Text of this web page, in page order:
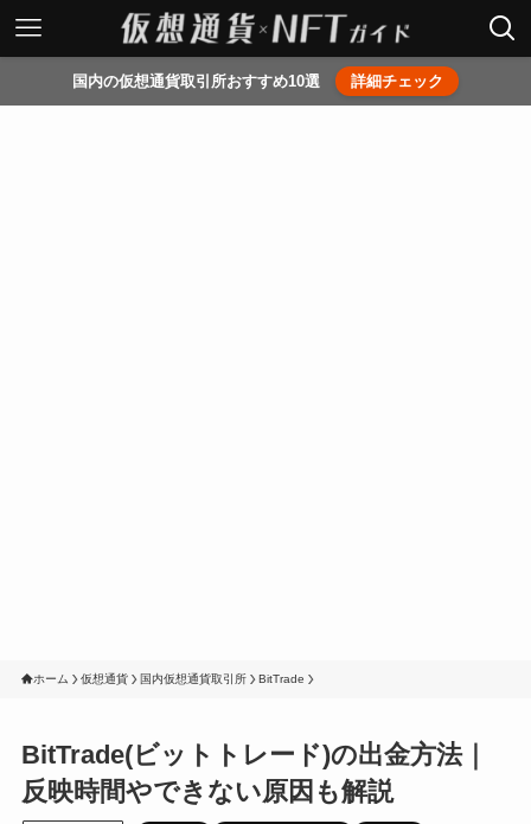
国内の仮想通貨取引所おすすめ10選 詳細チェック
ホーム 仮想通貨 国内仮想通貨取引所 BitTrade
BitTrade(ビットトレード)の出金方法｜
反映時間やできない原因も解説